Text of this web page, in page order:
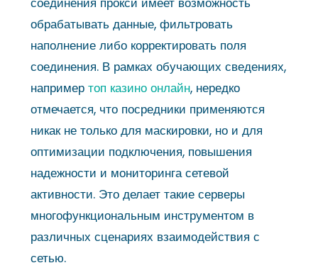
обрабатывать данные, фильтровать
наполнение либо корректировать поля
соединения. В рамках обучающих сведениях,
напримертоп казино онлайн, нередко
отмечается, что посредники применяются
никак не только для маскировки, но и для
оптимизации подключения, повышения
надежности и мониторинга сетевой
активности. Это делает такие серверы
многофункциональным инструментом в
различных сценариях взаимодействия с
сетью.